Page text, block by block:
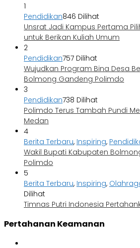
1
Pendidikan846 Dilihat
Unsrat Jadi Kampus Pertama
untuk Berikan Kuliah Umum
2
Pendidikan757 Dilihat
Wujudkan Program Bina Desa
Bolmong Gandeng Polimdo
3
Pendidikan738 Dilihat
Polimdo Terus Tambah Pundi
Medan
4
Berita Terbaru, Inspiring,
Wakil Bupati Kabupaten
Polimdo
5
Berita Terbaru, Inspiring,
Dilihat
Timnas Putri Indonesia
Pertahanan Keamanan